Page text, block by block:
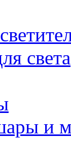
света
и